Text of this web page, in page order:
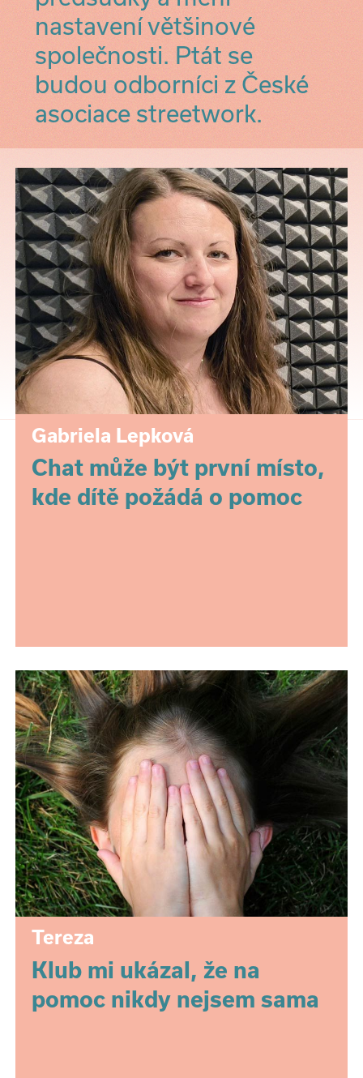
nastavení většinové
společnosti. Ptát se
budou odborníci z České
asociace streetwork.
Gabriela Lepková
Chat může být první místo,
kde dítě požádá o pomoc
Tereza
Klub mi ukázal, že na
pomoc nikdy nejsem sama